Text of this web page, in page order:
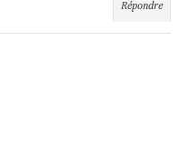
Répondre